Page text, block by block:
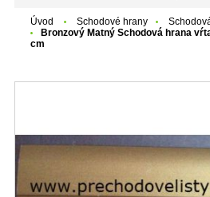
Úvod Schodové hrany
Bronzový Matný Schodová hrana
cm